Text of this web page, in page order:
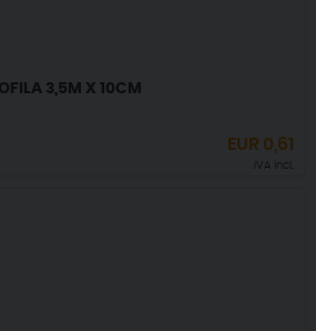
3,5M X 10CM
EUR 0,61
IVA incl.